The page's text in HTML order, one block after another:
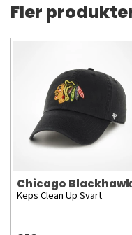
Fler
Chicago
Keps Clean Up Svart